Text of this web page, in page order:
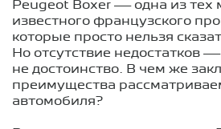
Peugeot Boxer — одна из тех
известного французского
которые просто нельзя
Но отсутствие недостатков
не достоинство. В чем же
преимущества
автомобиля?